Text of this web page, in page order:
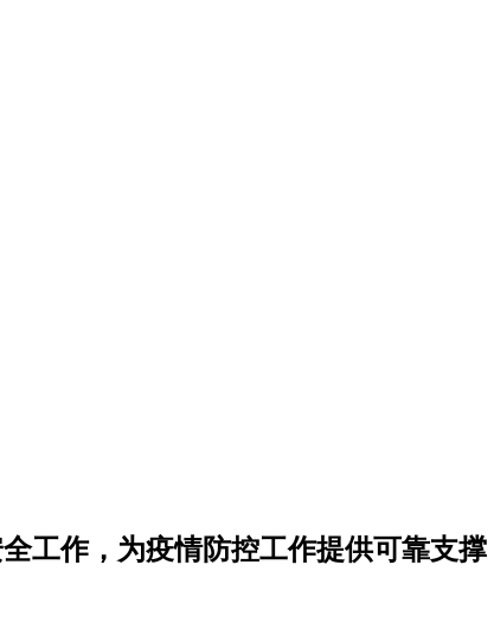
工作，为疫情防控工作提供可靠支撑